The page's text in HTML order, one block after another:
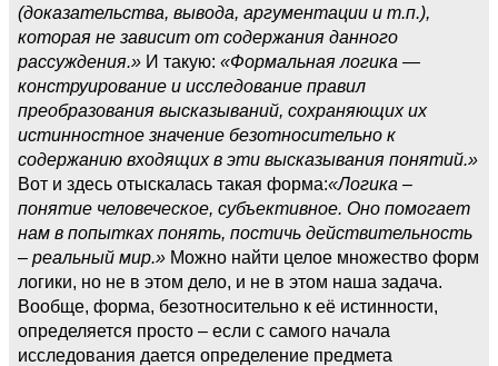
(доказательства, вывода, аргументации и т.п.),
которая не зависит от содержания данного
рассуждения.» И такую: «Формальная логика —
конструирование и исследование правил
преобразования высказываний, сохраняющих их
истинностное значение безотносительно к
содержанию входящих в эти высказывания понятий.»
Вот и здесь отыскалась такая форма:«Логика –
понятие человеческое, субъективное. Оно помогает
нам в попытках понять, постичь действительность
– реальный мир.» Можно найти целое множество форм
логики, но не в этом дело, и не в этом наша задача.
Вообще, форма, безотносительно к её истинности,
определяется просто – если с самого начала
исследования дается определение предмета